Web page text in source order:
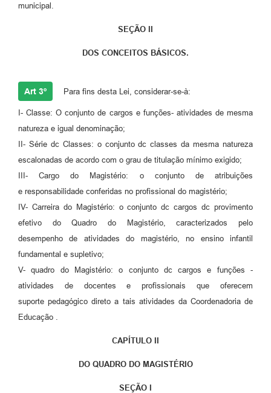
municipal.
SEÇÃO II
DOS CONCEITOS BÁSICOS.
Art 3º Para fins desta Lei, considerar-se-à:
I- Classe: O conjunto de cargos e funções- atividades de mesma
natureza e igual denominação;
II- Série dc Classes: o conjunto dc classes da mesma natureza
escalonadas de acordo com o grau de titulação mínimo exigido;
III- Cargo do Magistério: o conjunto de atribuições
e responsabilidade conferidas no profissional do magistério;
IV- Carreira do Magistério: o conjunto dc cargos dc provimento
efetivo do Quadro do Magistério, caracterizados pelo
desempenho de atividades do magistério, no ensino infantil
fundamental e supletivo;
V- quadro do Magistério: o conjunto dc cargos e funções -
atividades de docentes e profissionais que oferecem
suporte pedagógico direto a tais atividades da Coordenadoria de
Educação .
CAPÍTULO II
DO QUADRO DO MAGISTÉRIO
SEÇÃO I